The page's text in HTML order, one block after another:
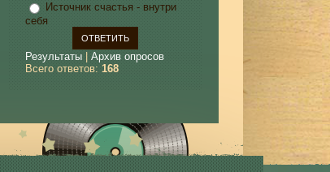
Источник счастья - внутри
себя
Результаты| Архив опросов
Всего ответов: 168